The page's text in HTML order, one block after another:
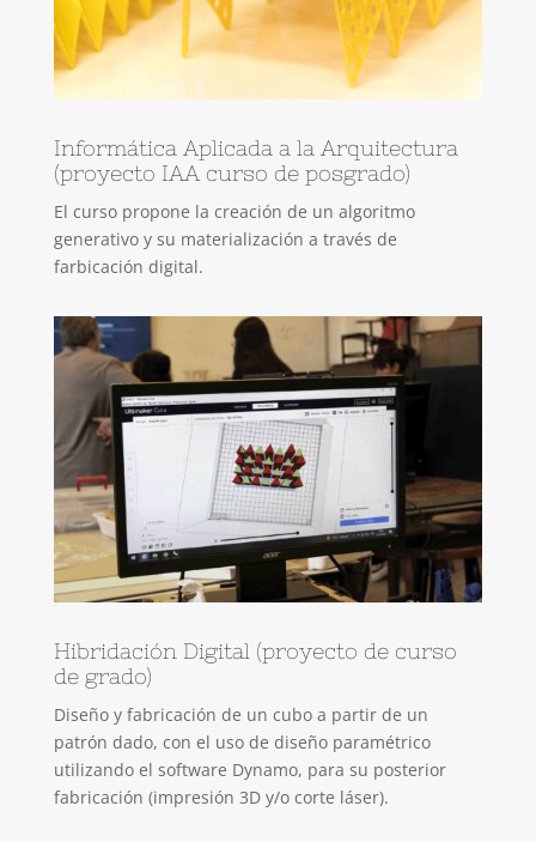
Informática Aplicada a la Arquitectura
(proyecto IAA curso de posgrado)
El curso propone la creación de un algoritmo
generativo y su materialización a través de
farbicación digital.
Hibridación Digital (proyecto de curso
de grado)
Diseño y fabricación de un cubo a partir de un
patrón dado, con el uso de diseño paramétrico
utilizando el software Dynamo, para su posterior
fabricación (impresión 3D y/o corte láser).